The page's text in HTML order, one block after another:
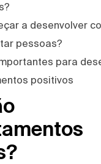
a desenvolver
pessoas?
para
positivos